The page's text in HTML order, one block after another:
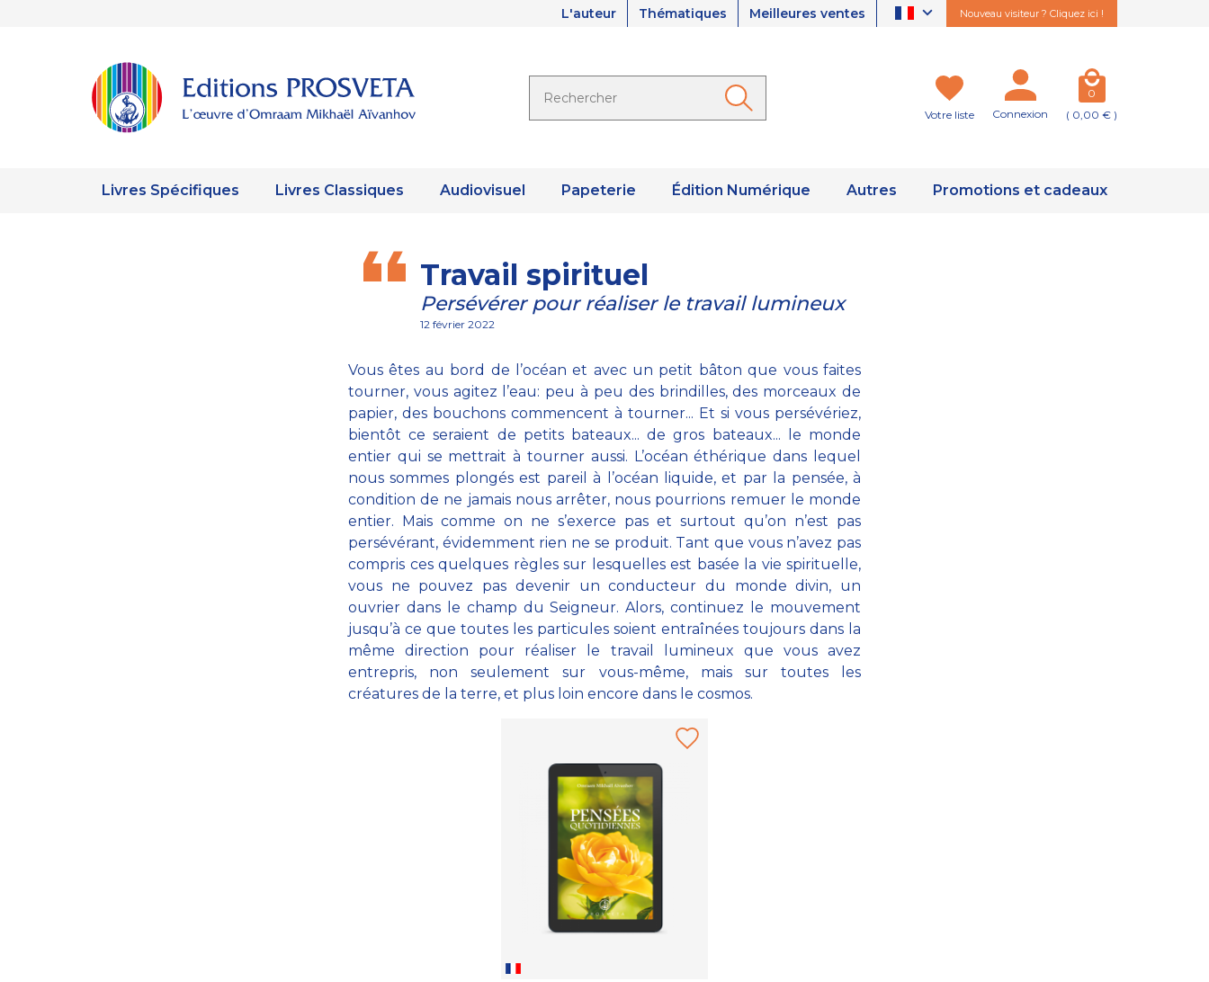
L'auteur Thématiques Meilleures ventes Nouveau visiteur ? Cliquez ici !
Votre liste Connexion
0
( 0,00 € )
Livres Spécifiques Livres Classiques Audiovisuel Papeterie Édition Numérique Autres Promotions et cadeaux
Travail spirituel
Persévérer pour réaliser le travail lumineux
12 février 2022
Vous êtes au bord de l’océan et avec un petit bâton que vous faites
tourner, vous agitez l’eau: peu à peu des brindilles, des morceaux de
papier, des bouchons commencent à tourner... Et si vous persévériez,
bientôt ce seraient de petits bateaux... de gros bateaux... le monde
entier qui se mettrait à tourner aussi. L’océan éthérique dans lequel
nous sommes plongés est pareil à l’océan liquide, et par la pensée, à
condition de ne jamais nous arrêter, nous pourrions remuer le monde
entier. Mais comme on ne s’exerce pas et surtout qu’on n’est pas
persévérant, évidemment rien ne se produit. Tant que vous n’avez pas
compris ces quelques règles sur lesquelles est basée la vie spirituelle,
vous ne pouvez pas devenir un conducteur du monde divin, un
ouvrier dans le champ du Seigneur. Alors, continuez le mouvement
jusqu’à ce que toutes les particules soient entraînées toujours dans la
même direction pour réaliser le travail lumineux que vous avez
entrepris, non seulement sur vous-même, mais sur toutes les
créatures de la terre, et plus loin encore dans le cosmos.